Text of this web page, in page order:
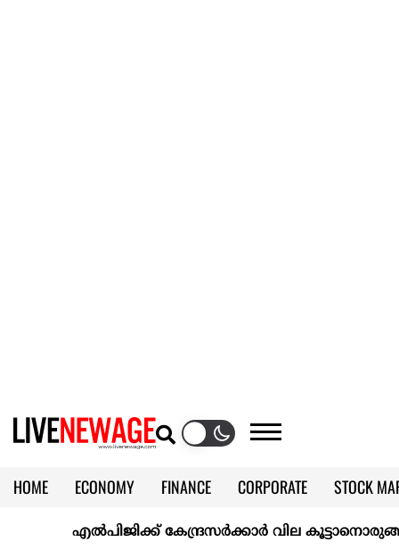
HOME ECONOMY FINANCE CORPORATE
STOCK
CALENDAR
KERALA @70
എല്‍പിജിക്ക് കേന്ദ്രസർക്കാർ വില